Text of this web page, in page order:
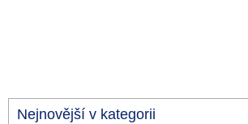
Nejnovější v kategorii